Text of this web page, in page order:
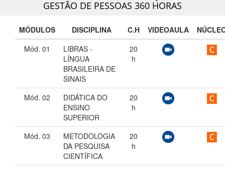
GESTÃO DE PESSOAS 360 HORAS
MÓDULOS DISCIPLINA C.H VIDEOAULA
Mód. 01
LIBRAS -
LÍNGUA
BRASILEIRA DE
SINAIS
20
h
Mód. 02
DIDÁTICA DO
ENSINO
SUPERIOR
20
h
Mód. 03
METODOLOGIA
DA PESQUISA
CIENTÍFICA
20
h